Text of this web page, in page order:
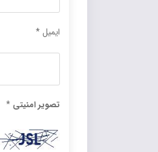
ایمیل*
تصویر امنیتی *